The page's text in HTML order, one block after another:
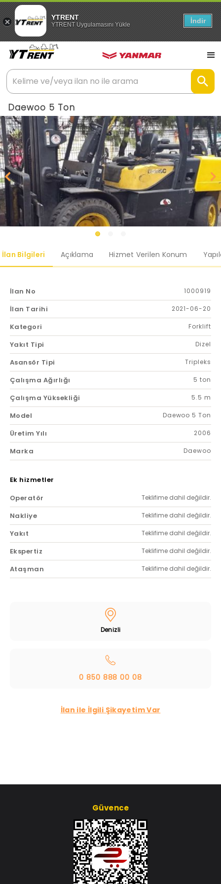
YTRENT
YTRENT Uygulamasını Yükle İndir
Daewoo 5 Ton
İlan Bilgileri Açıklama Hizmet Verilen Konum
İlan No 1000919
İlan Tarihi 2021-06-20
Kategori Forklift
Yakıt Tipi Dizel
Asansör Tipi Tripleks
Çalışma Ağırlığı 5 ton
Çalışma Yüksekliği 5.5 m
Model Daewoo 5 Ton
Üretim Yılı 2006
Marka Daewoo
Ek hizmetler
Operatör
Teklifime dahil değildir.
Nakliye Teklifime dahil değildir.
Yakıt Teklifime dahil değildir.
Ekspertiz Teklifime dahil değildir.
Ataşman Teklifime dahil değildir.
Denizli
0 850 888 00 08
İlan ile İlgili Şikayetim Var
Güvence